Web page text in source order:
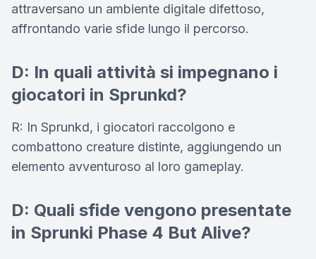
attraversano un ambiente digitale difettoso,
affrontando varie sfide lungo il percorso.
D: In quali attività si impegnano i
giocatori in Sprunkd?
R: In Sprunkd, i giocatori raccolgono e
combattono creature distinte, aggiungendo un
elemento avventuroso al loro gameplay.
D: Quali sfide vengono presentate
in Sprunki Phase 4 But Alive?